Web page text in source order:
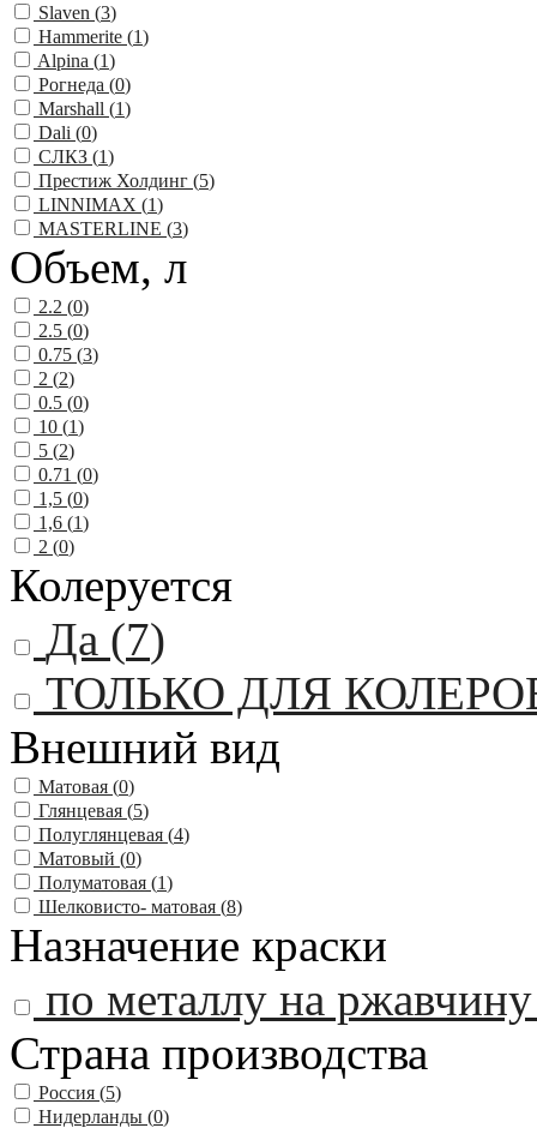
Slaven (3)
Hammerite (1)
Alpina (1)
Рогнеда (0)
Marshall (1)
Dali (0)
СЛКЗ (1)
Престиж Холдинг (5)
LINNIMAX (1)
MASTERLINE (3)
Объем, л
2.2 (0)
2.5 (0)
0.75 (3)
2 (2)
0.5 (0)
10 (1)
5 (2)
0.71 (0)
1,5 (0)
1,6 (1)
2 (0)
Колеруется
Да (7)
ТОЛЬКО ДЛЯ
Внешний вид
Матовая (0)
Глянцевая (5)
Полуглянцевая (4)
Матовый (0)
Полуматовая (1)
Шелковисто- матовая (8)
Назначение краски
по металлу на
Страна производства
Россия (5)
Нидерланды (0)